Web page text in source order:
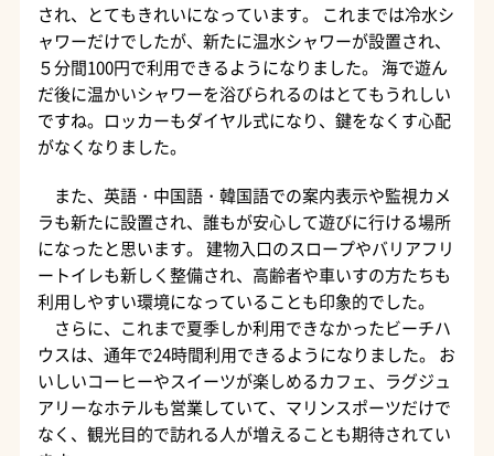
され、とてもきれいになっています。 これまでは冷水シ
ャワーだけでしたが、新たに温水シャワーが設置され、
５分間100円で利用できるようになりました。 海で遊ん
だ後に温かいシャワーを浴びられるのはとてもうれしい
ですね。ロッカーもダイヤル式になり、鍵をなくす心配
がなくなりました。
また、英語・中国語・韓国語での案内表示や監視カメ
ラも新たに設置され、誰もが安心して遊びに行ける場所
になったと思います。 建物入口のスロープやバリアフリ
ートイレも新しく整備され、高齢者や車いすの方たちも
利用しやすい環境になっていることも印象的でした。
さらに、これまで夏季しか利用できなかったビーチハ
ウスは、通年で24時間利用できるようになりました。 お
いしいコーヒーやスイーツが楽しめるカフェ、ラグジュ
アリーなホテルも営業していて、マリンスポーツだけで
なく、観光目的で訪れる人が増えることも期待されてい